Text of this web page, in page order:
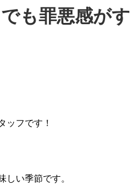
も罪悪感がす
ッフです！
しい季節です。